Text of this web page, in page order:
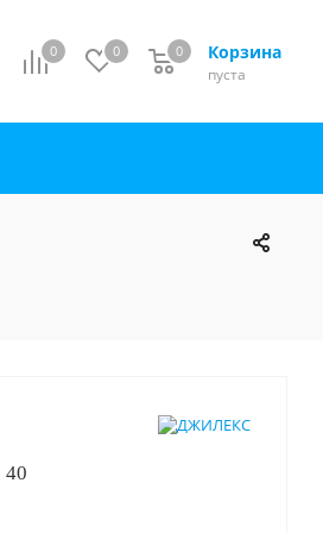
0 0 Корзина
0
пуста
0
40